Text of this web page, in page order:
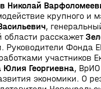
Николай
крупного и
,
расскажет
Руководители Фонда
участников
Юлия Георгиевна, ВрИО
экономики. О